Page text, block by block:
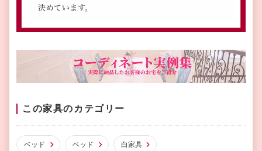
この家具のカテゴリー
ベッド ベッド 白家具